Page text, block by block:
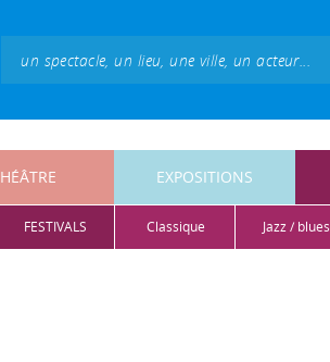
EXPOSITIONS
FESTIVALS classique jazz / blues